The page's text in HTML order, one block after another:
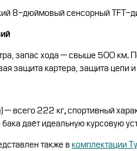
8-дюймовый сенсорный TFT-
запас хода — свыше 500 км.
защита картера, защита цепи
— всего 222 кг,спортивный
даёт идеальную курсовую
также в комплектации